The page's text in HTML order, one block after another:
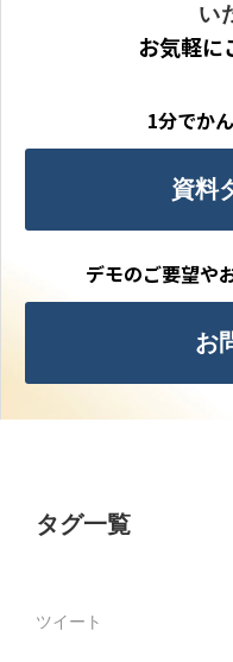
い
お気軽に
資料
1分でか
お
デモのご要望や
タグ一覧
ツイート